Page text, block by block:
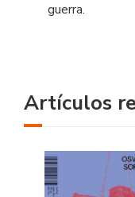
guerra.
Artículos